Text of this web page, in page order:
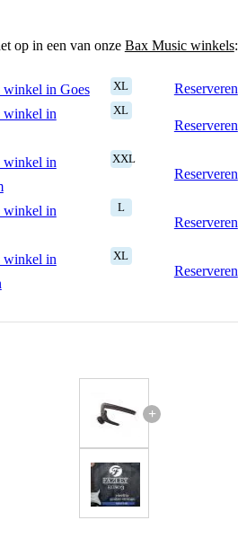
op in een van onze Bax Music winkels:
in Goes XL
Reserveren
winkel in
XL
Reserveren
winkel in
XXL
Reserveren
winkel in
L
Reserveren
winkel in
XL
Reserveren
+